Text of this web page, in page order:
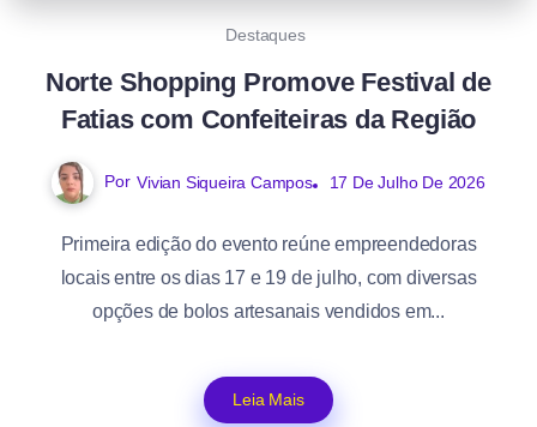
Destaques
Norte Shopping Promove Festival de
Fatias com Confeiteiras da Região
Por Vivian Siqueira Campos 17 De Julho De 2026
Primeira edição do evento reúne empreendedoras
locais entre os dias 17 e 19 de julho, com diversas
opções de bolos artesanais vendidos em...
Leia Mais